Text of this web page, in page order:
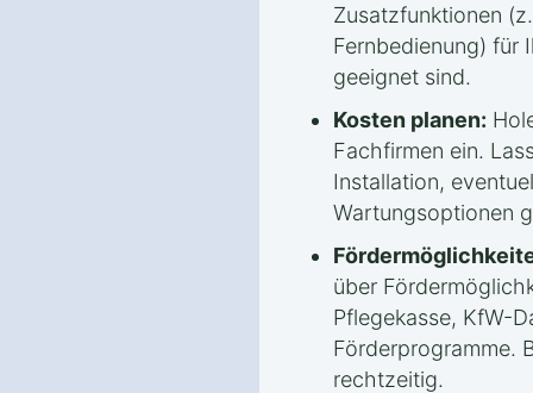
Zusatzfunktionen
Fernbedienung) für
geeignet sind.
Kosten planen:
Fachfirmen ein.
Installation,
Wartungsoptionen
über
Pflegekasse, KfW-
Förderprogramme.
rechtzeitig.